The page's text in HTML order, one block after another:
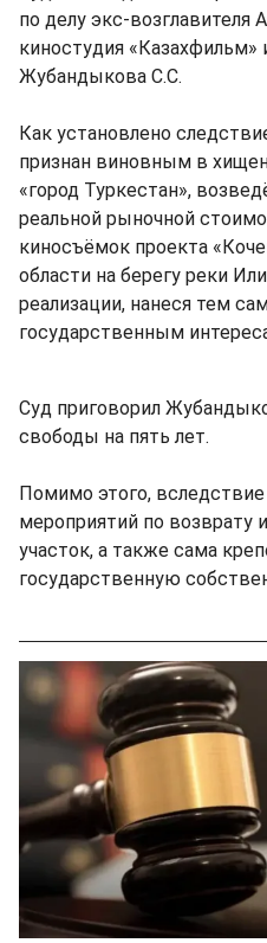
по делу экс-возглавителя
киностудия
Жубандыкова С.С.
Как установлено
признан виновным в
«город Туркестан»,
реальной рыночной
киносъёмок проекта
области на берегу реки
реализации, нанеся тем
государственным
Суд приговорил
свободы на пять лет.
Помимо этого,
мероприятий по
участок, а также сама
государственную